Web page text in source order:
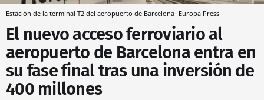
Estación de la terminal T2 del aeropuerto de Barcelona Europa Press
El nuevo acceso ferroviario al
aeropuerto de Barcelona entra en
su fase final tras una inversión de
400 millones